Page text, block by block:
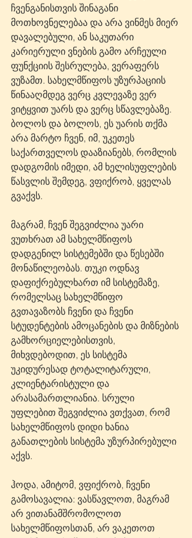
ჩვენგანისთვის შინაგანი
მოთხოვნელებაა და არა ვინმეს მიერ
დავალებული, ან საკუთარი
კარიერული ვნების გამო არჩეული
ფუნქციის შესრულება, ვერაფერს
ვუზამთ. სახელმწიფოს უზურპაციის
წინააღმდეგ ვერც კვლევაზე ვერ
ვიტყვით უარს და ვერც სწავლებაზე.
ბოლოს და ბოლოს, ეს უარის თქმა
არა მარტო ჩვენ, იმ, უკეთეს
საქართველოს დააზიანებს, რომლის
დადგომის იმედი, ამ ხელისუფლების
წასვლის შემდეგ, ვფიქრობ, ყველას
გვაქვს.
მაგრამ, ჩვენ შეგვიძლია უარი
ვუთხრათ ამ სახელმწიფოს
დადგენილ სისტემებში და წესებში
მონაწილეობას. თუკი ოდნავ
დაფიქრებულხართ იმ სისტემაზე,
რომელსაც სახელმწიფო
გვთავაზობს ჩვენი და ჩვენი
სტუდენტების ამოცანების და მიზნების
გამხორციელებისთვის,
მიხვდებოდით, ეს სისტემა
უკიდურესად ტოტალიტარული,
კლიენტარისტული და
არასამართლიანია. სრული
უფლებით შეგვიძლია ვთქვათ, რომ
სახელმწიფოს დიდი ხანია
განათლების სისტემა უზურპირებული
აქვს.
ჰოდა, ამიტომ, ვფიქრობ, ჩვენი
გამოსავალია: ვასწავლოთ, მაგრამ
არ ვითანამშრომოლოთ
სახელმწიფოსთან, არ ვაკეთოთ